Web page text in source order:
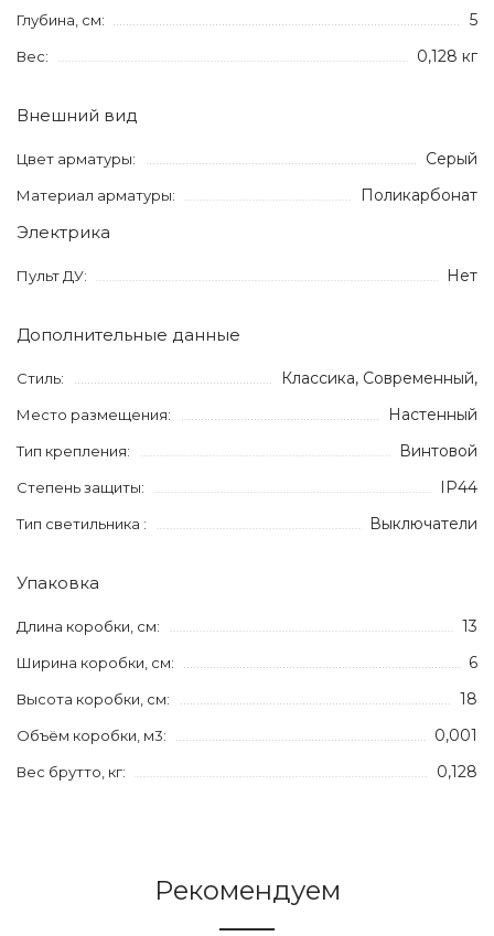
Глубина, см: 5
Вес: 0,128 кг
Внешний вид
Цвет арматуры: Серый
Материал арматуры: Поликарбонат
Электрика
Пульт ДУ: Нет
Дополнительные данные
Стиль: Классика, Современный,
Место размещения: Настенный
Тип крепления: Винтовой
Степень защиты: IP44
Тип светильника : Выключатели
Упаковка
Длина коробки, см: 13
Ширина коробки, см: 6
Высота коробки, см: 18
Объём коробки, м3: 0,001
Вес брутто, кг: 0,128
Рекомендуем